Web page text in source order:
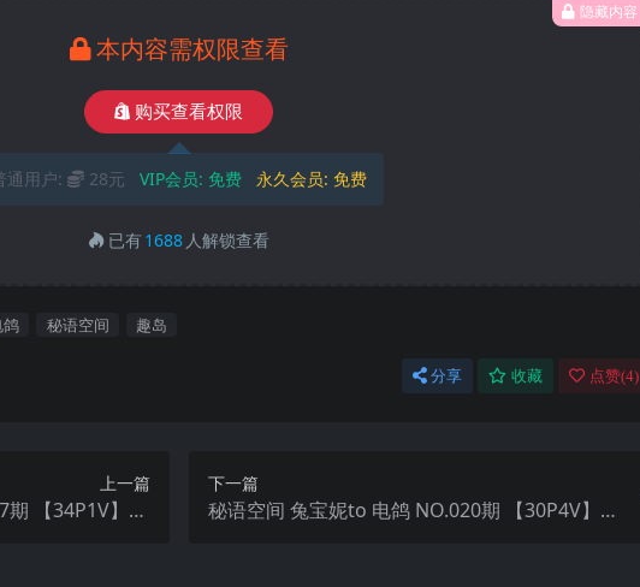
隐藏内容
本内容需权限查看
购买查看权限
通用户: 28元 VIP会员: 免费 永久会员: 免费
已有1688 人解锁查看
鸽 秘语空间 趣岛
分享 收藏 点赞(4)
上一篇
【34P1V】20
下一篇
秘语空间 兔宝妮to 电鸽 NO.020期 【30P4V】20